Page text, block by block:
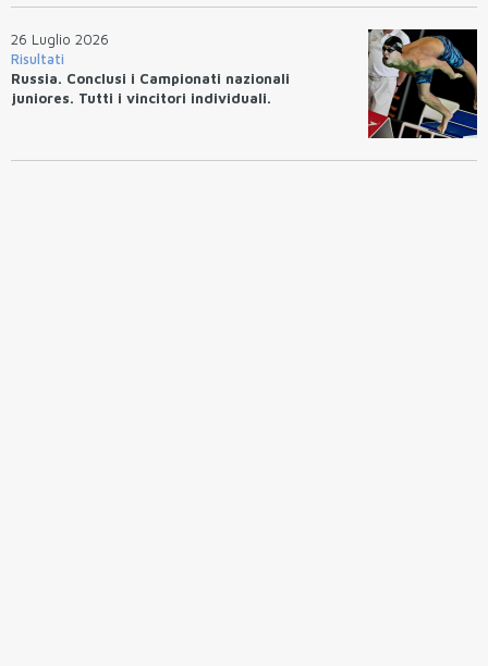
26 Luglio 2026
Risultati
Russia. Conclusi i Campionati nazionali
juniores. Tutti i vincitori individuali.